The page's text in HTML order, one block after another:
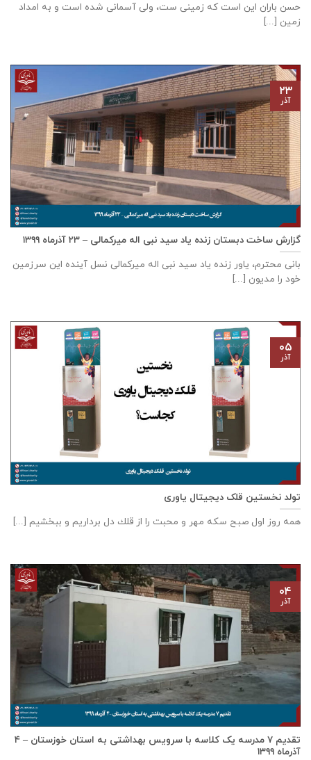
حسن باران این است که زمینی ست، ولی آسمانی شده است و به امداد
زمین [...]
گزارش ساخت دبستان زنده ياد سيد نبی اله ميركمالی – ۲۳ آذر‌ماه ۱۳۹۹
بانی محترم، یاور زنده ياد سيد نبی اله ميركمالی نسل آینده این سرزمین
خود را مدیون [...]
۲۳
آذر
تولد نخستین قلک دیجیتال یاوری
همه روز اول صبح سكه مهر و محبت را از قلك دل برداريم و ببخشيم [...]
۰۵
آذر
تقدیم ۷ مدرسه یک کلاسه با سرويس بهداشتی به استان خوزستان – ۴
آذر‌ماه ۱۳۹۹
۰۴
آذر